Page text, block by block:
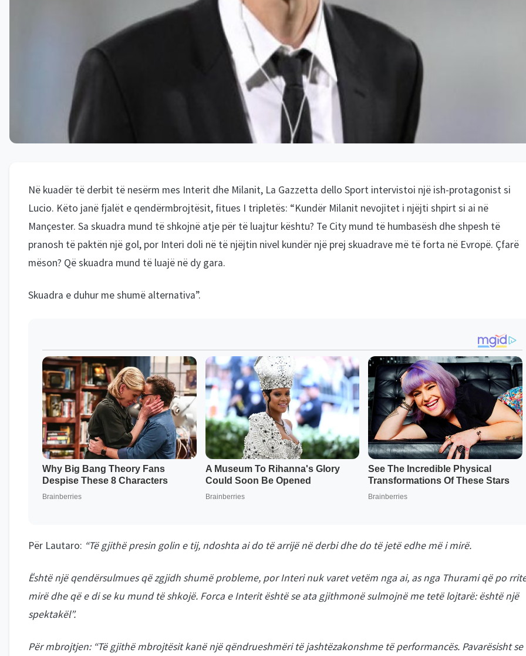
Në kuadër të derbit të nesërm mes Interit dhe Milanit, La Gazzetta dello Sport intervistoi një ish-protagonist si
Lucio. Këto janë fjalët e qendërmbrojtësit, fitues I tripletës: “Kundër Milanit nevojitet i njëjti shpirt si ai në
Mançester. Sa skuadra mund të shkojnë atje për të luajtur kështu? Te City mund të humbasësh dhe shpesh të
pranosh të paktën një gol, por Interi doli në të njëjtin nivel kundër një prej skuadrave më të forta në Evropë. Çfarë
mëson? Që skuadra mund të luajë në dy gara.
Skuadra e duhur me shumë alternativa”.
Për Lautaro: “Të gjithë presin golin e tij, ndoshta ai do të arrijë në derbi dhe do të jetë edhe më i mirë.
Është një qendërsulmues që zgjidh shumë probleme, por Interi nuk varet vetëm nga ai, as nga Thurami që po
mirë dhe që e di se ku mund të shkojë. Forca e Interit është se ata gjithmonë sulmojnë me tetë lojtarë: është një
spektakël”.
Për mbrojtjen: “Të gjithë mbrojtësit kanë një qëndrueshmëri të jashtëzakonshme të performancës. Pavarësisht se